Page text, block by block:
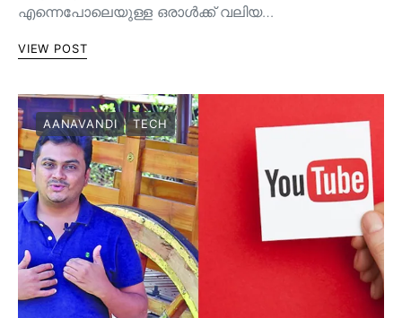
എന്നെപോലെയുള്ള ഒരാൾക്ക് വലിയ…
VIEW POST
AANAVANDI TECH